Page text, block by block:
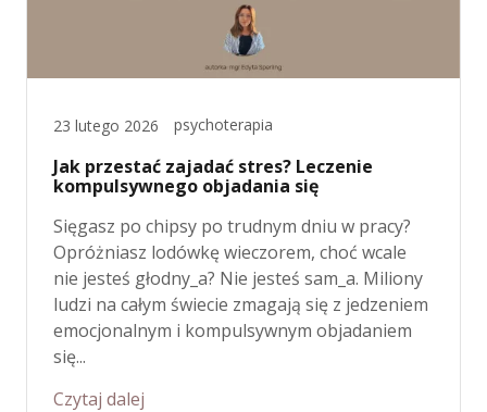
23 lutego 2026 psychoterapia
Jak przestać zajadać stres? Leczenie
kompulsywnego objadania się
Sięgasz po chipsy po trudnym dniu w pracy?
Opróżniasz lodówkę wieczorem, choć wcale
nie jesteś głodny_a? Nie jesteś sam_a. Miliony
ludzi na całym świecie zmagają się z jedzeniem
emocjonalnym i kompulsywnym objadaniem
się...
Czytaj dalej